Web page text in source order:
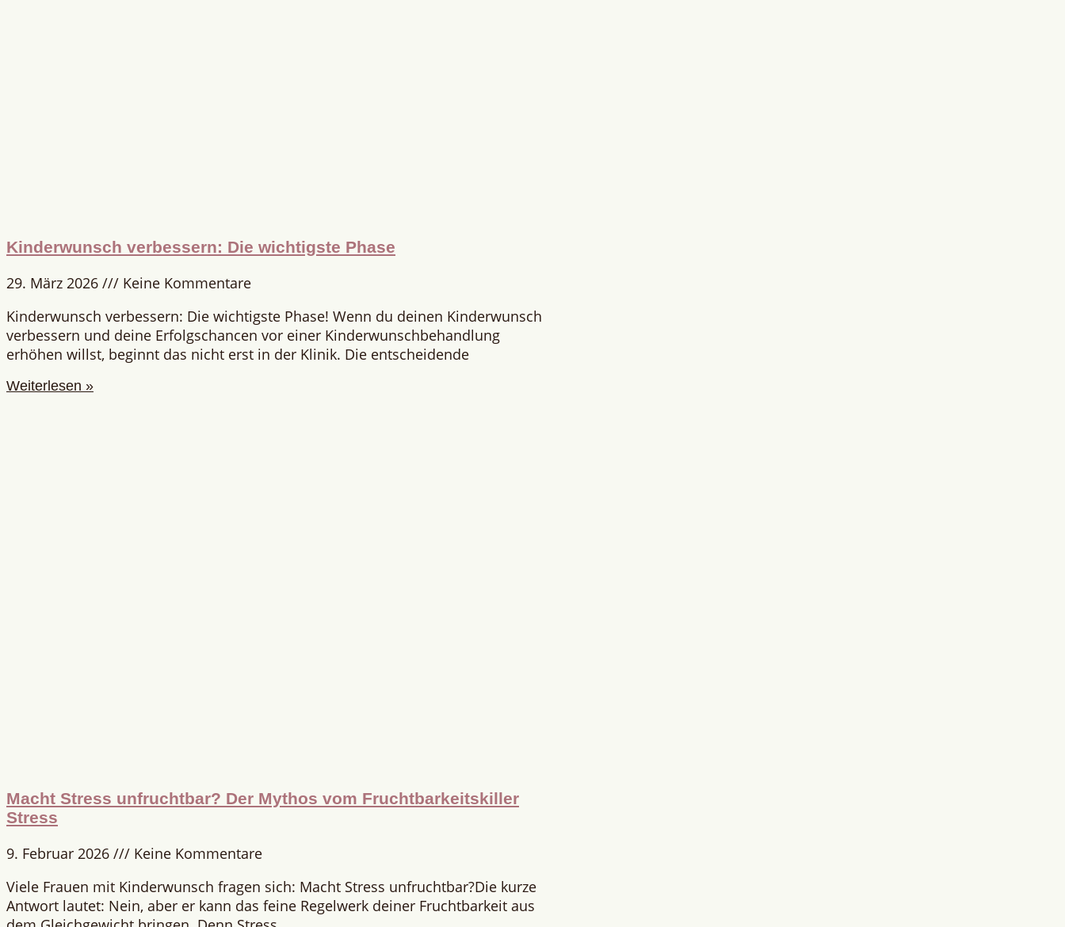
Kinderwunsch verbessern: Die wichtigste Phase
29. März 2026
Keine Kommentare
Kinderwunsch verbessern: Die wichtigste Phase! Wenn du deinen Kinderwunsch
verbessern und deine Erfolgschancen vor einer Kinderwunschbehandlung
erhöhen willst, beginnt das nicht erst in der Klinik. Die entscheidende
Weiterlesen »
Macht Stress unfruchtbar? Der Mythos vom Fruchtbarkeitskiller
Stress
9. Februar 2026
Keine Kommentare
Viele Frauen mit Kinderwunsch fragen sich: Macht Stress unfruchtbar?Die kurze
Antwort lautet: Nein, aber er kann das feine Regelwerk deiner Fruchtbarkeit aus